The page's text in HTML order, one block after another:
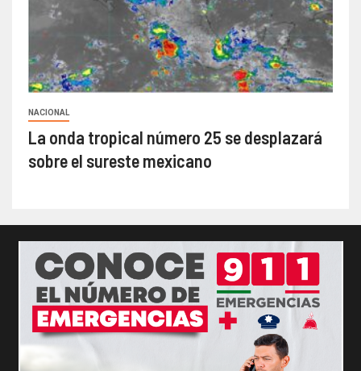
NACIONAL
La onda tropical número 25 se desplazará
sobre el sureste mexicano